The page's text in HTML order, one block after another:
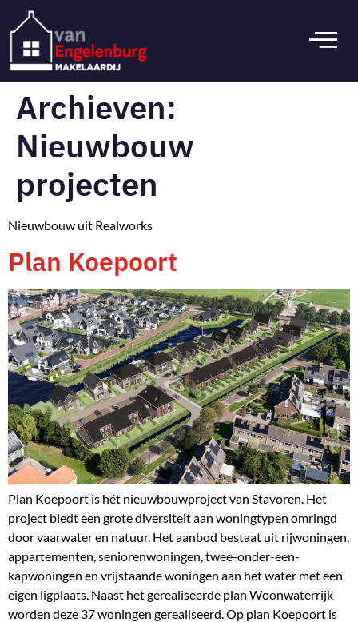
Archieven:
Nieuwbouw
projecten
Nieuwbouw uit Realworks
Plan Koepoort
Plan Koepoort is hét nieuwbouwproject van Stavoren. Het
project biedt een grote diversiteit aan woningtypen omringd
door vaarwater en natuur. Het aanbod bestaat uit rijwoningen,
appartementen, seniorenwoningen, twee-onder-een-
kapwoningen en vrijstaande woningen aan het water met een
eigen ligplaats. Naast het gerealiseerde plan Woonwaterrijk
worden deze 37 woningen gerealiseerd. Op plan Koepoort is